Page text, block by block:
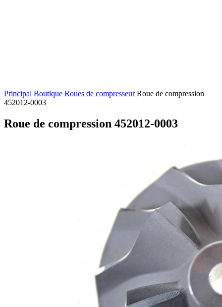
Principal Boutique Roues de compresseurRoue de compression
452012-0003
Roue de compression 452012-0003